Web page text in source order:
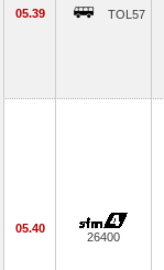
05.39 TOL57
05.40
26400